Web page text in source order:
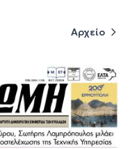
Αρχείο